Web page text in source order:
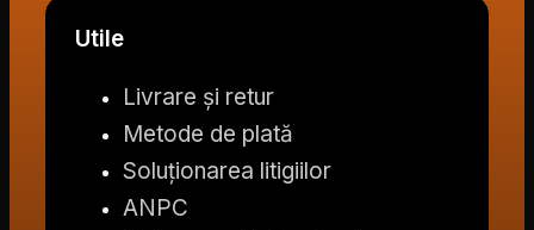
Utile
Livrare și retur
Metode de plată
Soluționarea litigiilor
ANPC